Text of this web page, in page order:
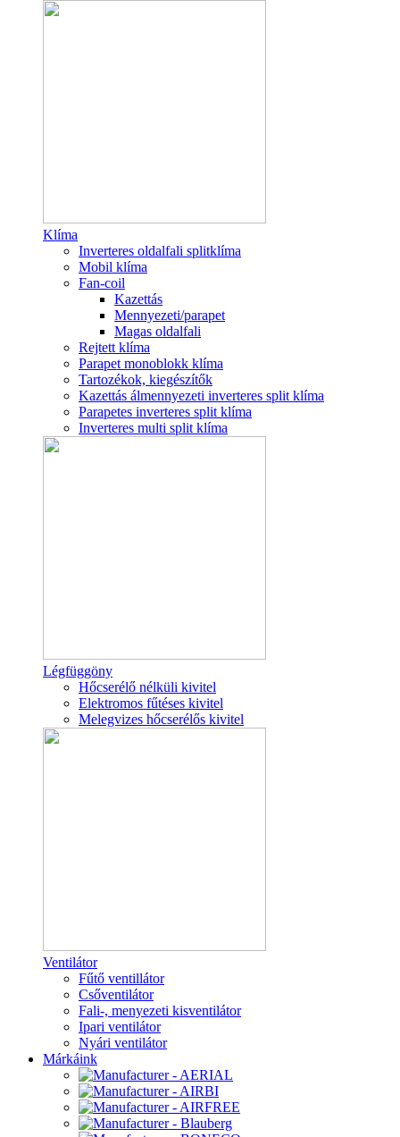
Klíma
Inverteres oldalfali splitklíma
Mobil klíma
Fan-coil
Kazettás
Mennyezeti/parapet
Magas oldalfali
Rejtett klíma
Parapet monoblokk klíma
Tartozékok, kiegészítők
Kazettás álmennyezeti inverteres split klíma
Parapetes inverteres split klíma
Inverteres multi split klíma
Légfüggöny
Hőcserélő nélküli kivitel
Elektromos fűtéses kivitel
Melegvizes hőcserélős kivitel
Ventilátor
Fűtő ventillátor
Csőventilátor
Fali-, menyezeti kisventilátor
Ipari ventilátor
Nyári ventilátor
Márkáink